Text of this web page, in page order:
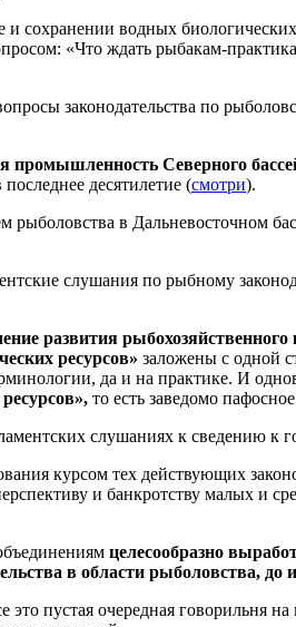
сохранении водных
«Что ждать рыбакам-
законодательства по
промышленность Северного
десятилетие (смотри).
в Дальневосточном
слушания по рыбному
развития
ресурсов» заложены с одной
да и на практике. И
то есть заведомо
слушаниях к сведению к
курсом тех действующих
и банкротству малых
целесообразно
в области рыболовства, до
пустая очередная говорильня